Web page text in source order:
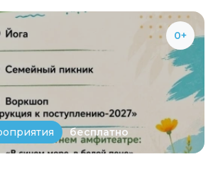
0+
бесплатно